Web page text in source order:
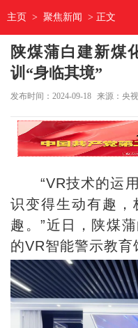
主页 > 聚焦新闻 > 正文
陕煤蒲白建新煤
训“身临其境”
发布时间：2024-09-18 来源：央
“VR技术的运用
识变得生动有趣
趣。”近日，陕煤
的VR智能警示教育